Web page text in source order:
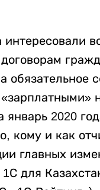
обязательное
январь 2020
кому и как
главных
для